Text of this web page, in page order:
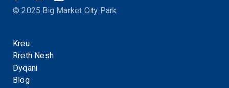
© 2025 Big Market City Park
Kreu
Rreth Nesh
Dyqani
Blog